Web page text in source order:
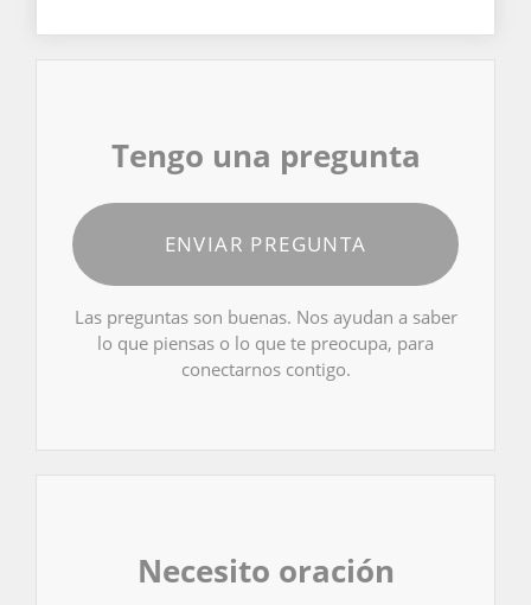
Tengo una pregunta
ENVIAR PREGUNTA
Las preguntas son buenas. Nos ayudan a saber
lo que piensas o lo que te preocupa, para
conectarnos contigo.
Necesito oración